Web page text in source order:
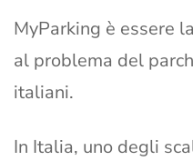
MyParking è essere
al problema del
italiani.
In Italia, uno degli